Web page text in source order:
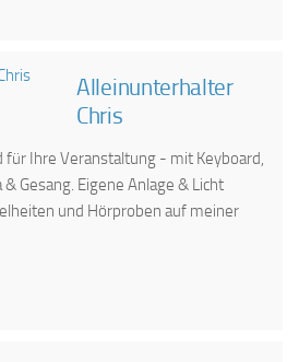
Alleinunterhalter
Chris
für Ihre Veranstaltung - mit Keyboard,
Gesang. Eigene Anlage & Licht
und Hörproben auf meiner